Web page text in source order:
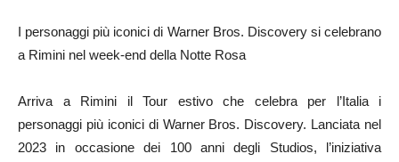
I personaggi più iconici di Warner Bros. Discovery si celebrano
a Rimini nel week-end della Notte Rosa
Arriva a Rimini il Tour estivo che celebra per l’Italia i
personaggi più iconici di Warner Bros. Discovery. Lanciata nel
2023 in occasione dei 100 anni degli Studios, l’iniziativa